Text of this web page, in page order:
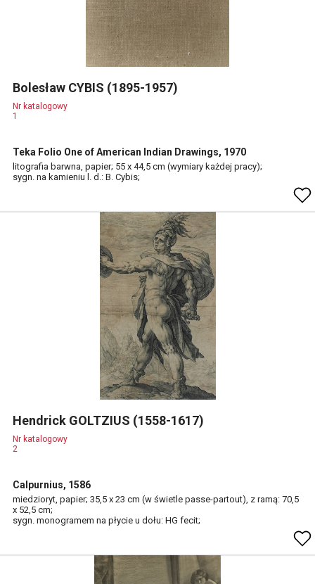
Bolesław CYBIS (1895-1957)
Nr katalogowy
1
Teka Folio One of American Indian Drawings, 1970
litografia barwna, papier; 55 x 44,5 cm (wymiary każdej pracy);
sygn. na kamieniu l. d.: B. Cybis;
Hendrick GOLTZIUS (1558-1617)
Nr katalogowy
2
Calpurnius, 1586
miedzioryt, papier; 35,5 x 23 cm (w świetle passe-partout), z ramą: 70,5
x 52,5 cm;
sygn. monogramem na płycie u dołu: HG fecit;